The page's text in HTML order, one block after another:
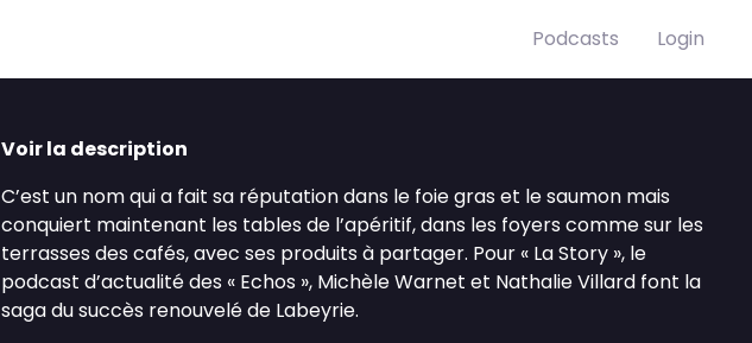
Podcasts Login
Voir la description
C’est un nom qui a fait sa réputation dans le foie gras et le saumon mais
conquiert maintenant les tables de l’apéritif, dans les foyers comme sur les
terrasses des cafés, avec ses produits à partager. Pour « La Story », le
podcast d’actualité des « Echos », Michèle Warnet et Nathalie Villard font la
saga du succès renouvelé de Labeyrie.